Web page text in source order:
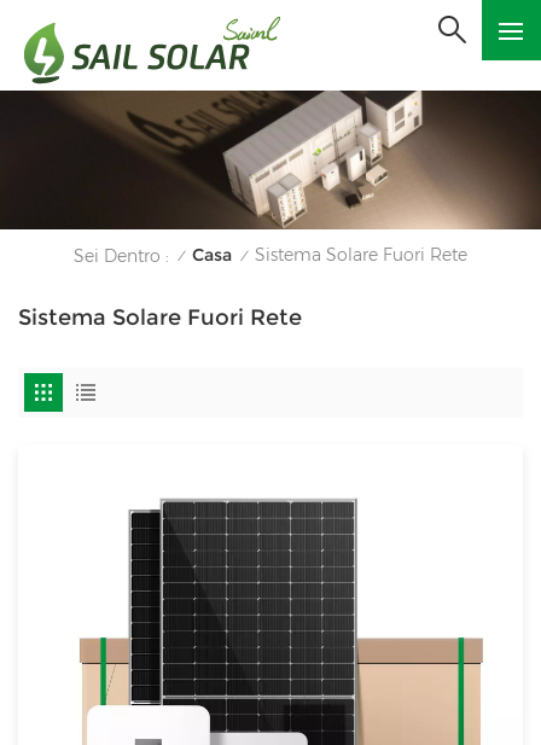
Sei Dentro : / Casa / Sistema Solare Fuori Rete
Sistema Solare Fuori Rete